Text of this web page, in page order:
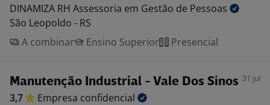
DINAMIZA RH Assessoria em Gestão de Pessoas
São Leopoldo - RS
A combinar
Ensino Superior Presencial
Manutenção Industrial - Vale Dos Sinos 31 jul
3,7 Empresa confidencial